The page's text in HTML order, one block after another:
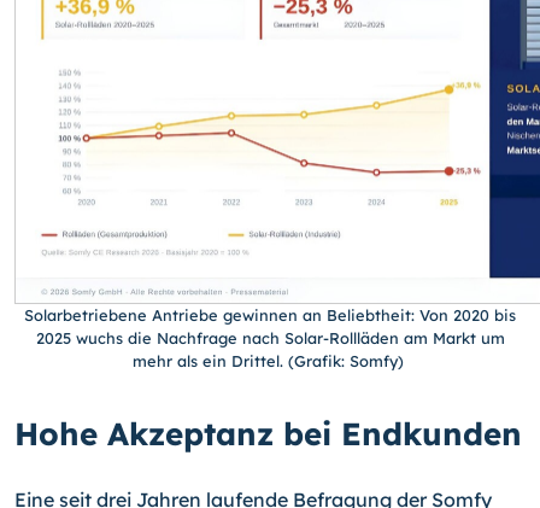
Solarbetriebene Antriebe gewinnen an Beliebtheit: Von 2020 bis
2025 wuchs die Nachfrage nach Solar-Rollläden am Markt um
mehr als ein Drittel. (Grafik: Somfy)
Hohe Akzeptanz bei Endkunden
Eine seit drei Jahren laufende Befragung der Somfy